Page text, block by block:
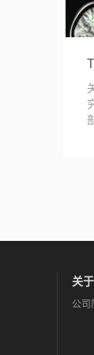
关
公司